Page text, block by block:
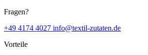
Fragen?
+49 4174 4027 info@textil-zutaten.de
Vorteile